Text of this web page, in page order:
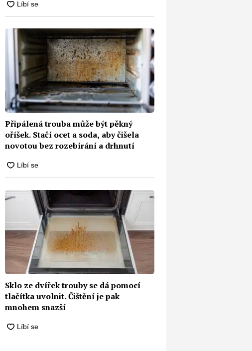
Připálená trouba může být pěkný
oříšek. Stačí ocet a soda, aby čišela
novotou bez rozebírání a drhnutí
Sklo ze dvířek trouby se dá pomocí
tlačítka uvolnit. Čištění je pak
mnohem snazší